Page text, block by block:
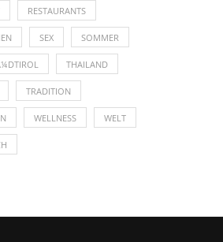
RESTAURANTS
SEX SOMMER
THAILAND
TRADITION
WELLNESS WELT